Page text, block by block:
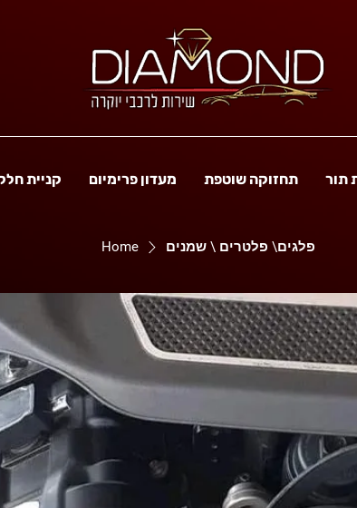
קניית מעדון פרימיום תחזוקה שוטפת תור
Home פלגים\ פלטרים \ שמנים